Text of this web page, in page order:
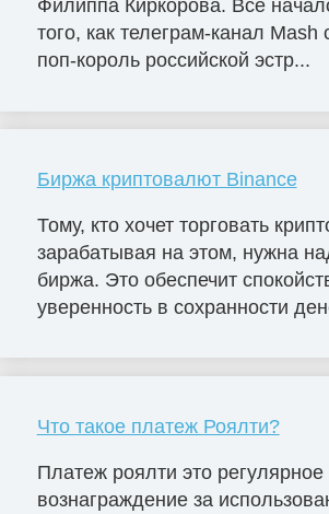
Филиппа Киркорова. Всё
того, как телеграм-канал
поп-король российской эстр...
Биржа криптовалют Binance
Тому, кто хочет торговать
зарабатывая на этом, нужна
биржа. Это обеспечит
уверенность в сохранности
Что такое платеж Роялти?
Платеж роялти это регулярное
вознаграждение за